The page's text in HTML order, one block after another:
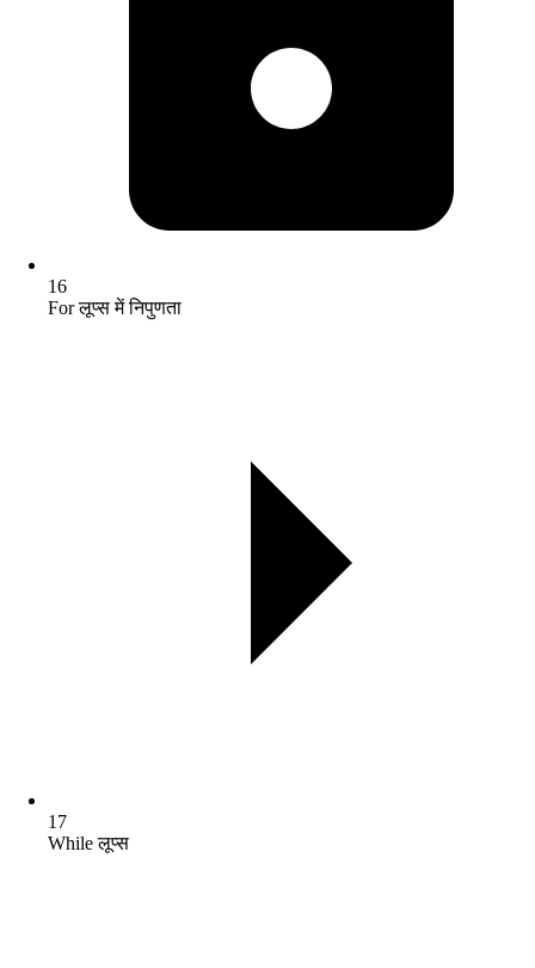
16
For लूप्स में निपुणता
17
While लूप्स